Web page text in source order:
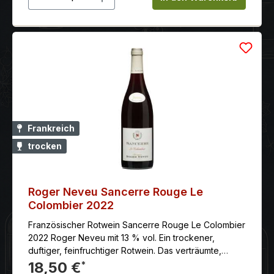
Frankreich
trocken
Roger Neveu Sancerre Rouge Le
Colombier 2022
Französischer Rotwein Sancerre Rouge Le Colombier
2022 Roger Neveu mit 13 % vol. Ein trockener,
duftiger, feinfruchtiger Rotwein. Das verträumte,
malerische Städtchen Sancerre am Oberlauf derLoire
18,50 €*